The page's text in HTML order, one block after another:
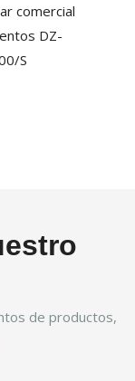
comercial
DZ-
S
de productos,